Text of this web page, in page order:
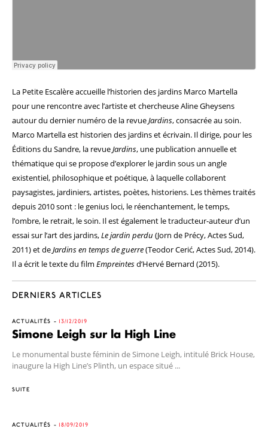
La Petite Escalère accueille l’historien des jardins Marco Martella
pour une rencontre avec l’artiste et chercheuse Aline Gheysens
autour du dernier numéro de la revueJardins, consacrée au soin.
Marco Martella est historien des jardins et écrivain. Il dirige, pour les
Éditions du Sandre, la revueJardins, une publication annuelle et
thématique qui se propose d’explorer le jardin sous un angle
existentiel, philosophique et poétique, à laquelle collaborent
paysagistes, jardiniers, artistes, poètes, historiens. Les thèmes traités
depuis 2010 sont : le genius loci, le réenchantement, le temps,
l’ombre, le retrait, le soin. Il est également le traducteur-auteur d’un
essai sur l’art des jardins,Le jardin perdu (Jorn de Précy, Actes Sud,
2011) et deJardins en temps de guerre(Teodor Cerić, Actes Sud, 2014).
Il a écrit le texte du film Empreintesd’Hervé Bernard (2015).
DERNIERS ARTICLES
ACTUALITÉS 13/12/2019
Simone Leigh sur la High Line
Le monumental buste féminin de Simone Leigh, intitulé Brick House,
inaugure la High Line’s Plinth, un espace situé ...
SUITE
ACTUALITÉS 18/09/2019